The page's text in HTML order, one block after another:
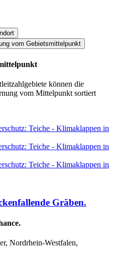
vom Gebietsmittelpunkt
können die
vom Mittelpunkt sortiert
Gräben.
Nordrhein-Westfalen,